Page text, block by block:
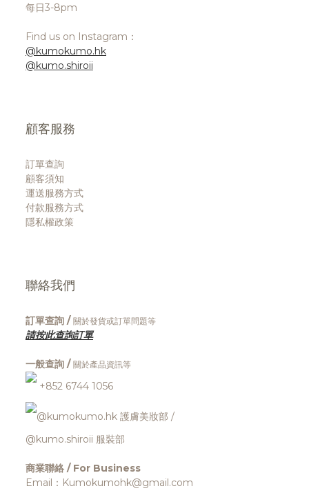
每日3-8pm
Find us on Instagram：
@kumokumo.hk
@kumo.shiroii
顧客服務
訂單查詢
顧客須知
運送服務方式
付款服務方式
隱私權政策
聯絡我們
訂單查詢 / 關於發貨或訂單問題等
請按此查詢訂單
一般查詢 / 關於產品資訊等
+852 6744 1056
@kumokumo.hk 護膚美妝部 /
@kumo.shiroii 服裝部
商業聯絡 / For Business
Email：Kumokumohk@gmail.com